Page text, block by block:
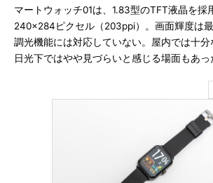
マートウォッチ01は、1.83型のTFT液晶を採
240×284ピクセル（203ppi）。画面輝度は
調光機能には対応していない。屋内では十
日光下ではやや見づらいと感じる場面もあっ